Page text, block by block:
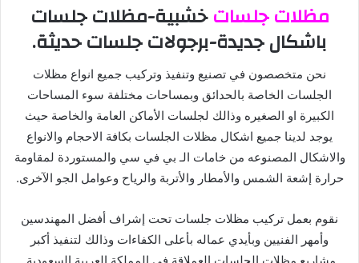
مظلات جلساتخشبية-مظلات جلسات
باشكال جديدة-برجولات جلسات حديثة.
نحن متخصصون في تصنيع وتنفيذ وتركيب جميع انواع مظلات
الجلسات الخاصة بالحدائق وبمساحات مختلفة سوء المساحات
الكبيرة او الصغيره وذالك لجلسات الأماكن العامة والخاصة حيث
يوجد لدينا جميع اشكال مظلات الجلسات بكافة الاحجام والانواع
والاشكال المصنوعه من خامات الـ بي في سي والمستوردة لمقاومة
حرارة إشعة الشمس والأمطار والأتربة والرياح وعوامل الجو الآخرى.
نقوم بعمل تركيب مظلات جلسات تحت إشراف أفضل المهندسين
وأمهر الفنيين وبأيدي عماله بأعلى الكفاءات وذالك لتنفيذ أكبر